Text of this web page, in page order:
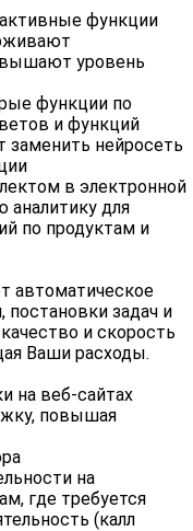
функции
уровень
функции по
и функций
заменить нейросеть
в электронной
аналитику для
по продуктам и
автоматическое
задач и
и скорость
Ваши расходы.
на веб-сайтах
повышая
на
где требуется
(калл